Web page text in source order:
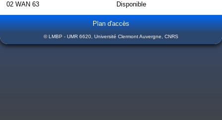
02 WAN 63
Disponible
Plan d'accès
© LMBP - UMR 6620, Université Clermont Auvergne, CNRS